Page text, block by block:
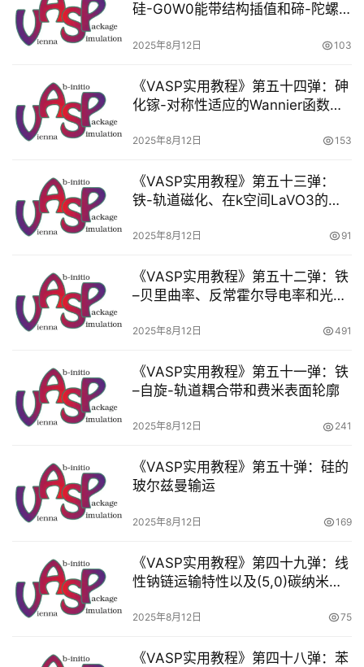
S
P
视
程
频
教
V
A
题
训
干
货
硅-G0W0能带结构插值和碲-陀螺
2025年8月12日 103
《VASP实用教程》第五十四弹：砷
化镓-对称性适应的Wannier函数和
2025年8月12日 153
《VASP实用教程》第五十三弹：
铁-轨道磁化、在k空间LaVO3的球
2025年8月12日 91
《VASP实用教程》第五十二弹：铁
–贝里曲率、反常霍尔导电率和光导
2025年8月12日 491
《VASP实用教程》第五十一弹：铁
–自旋-轨道耦合带和费米表面轮廓
2025年8月12日 241
《VASP实用教程》第五十弹：硅的
玻尔兹曼输运
2025年8月12日 169
《VASP实用教程》第四十九弹：线
性钠链运输特性以及(5,0)碳纳米管
2025年8月12日 75
《VASP实用教程》第四十八弹：苯